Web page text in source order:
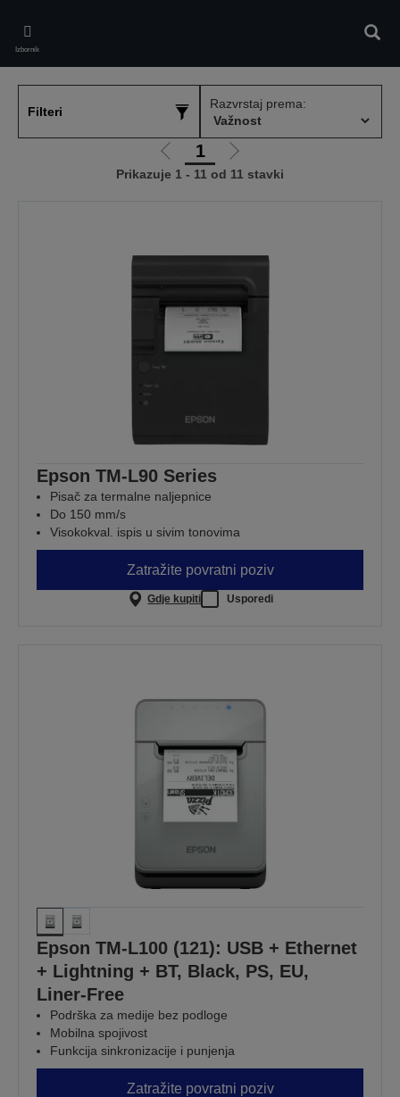
main
content
Izbornik
Filteri
Razvrstaj prema:
Idi
na
1
Idi
na
Prikazuje 1 - 11 od 11 stavki
Epson TM-L90 Series
Pisač za termalne naljepnice
Do 150 mm/s
Visokokval. ispis u sivim tonovima
Zatražite povratni poziv
Gdje kupiti Usporedi
Epson TM-L100 (121): USB + Ethernet
+ Lightning + BT, Black, PS, EU,
Liner-Free
Podrška za medije bez podloge
Mobilna spojivost
Funkcija sinkronizacije i punjenja
Zatražite povratni poziv